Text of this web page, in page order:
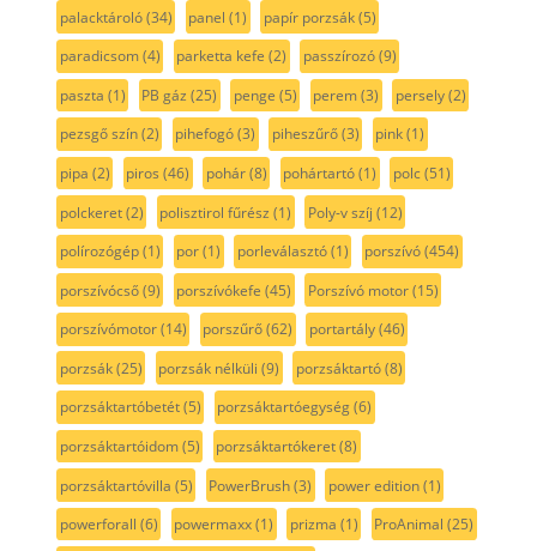
palacktároló(34) panel (1) papír porzsák(5)
paradicsom(4) parketta kefe (2) passzírozó(9)
paszta (1) PB gáz (25) penge (5) perem(3) persely(2)
pezsgő szín(2) pihefogó(3) piheszűrő(3) pink(1)
pipa (2) piros (46) pohár(8) pohártartó(1) polc(51)
polckeret(2) polisztirol fűrész (1) Poly-v szíj (12)
polírozógép(1) por(1) porleválasztó(1) porszívó(454)
porszívócső(9) porszívókefe (45) Porszívó motor(15)
porszívómotor(14) porszűrő(62) portartály(46)
porzsák(25) porzsák nélküli (9) porzsáktartó(8)
porzsáktartóbetét(5) porzsáktartóegység(6)
porzsáktartóidom(5) porzsáktartókeret(8)
porzsáktartóvilla (5) PowerBrush(3) power edition(1)
powerforall (6) powermaxx(1) prizma (1) ProAnimal (25)